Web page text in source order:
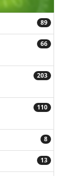
89
66
203
110
8
13